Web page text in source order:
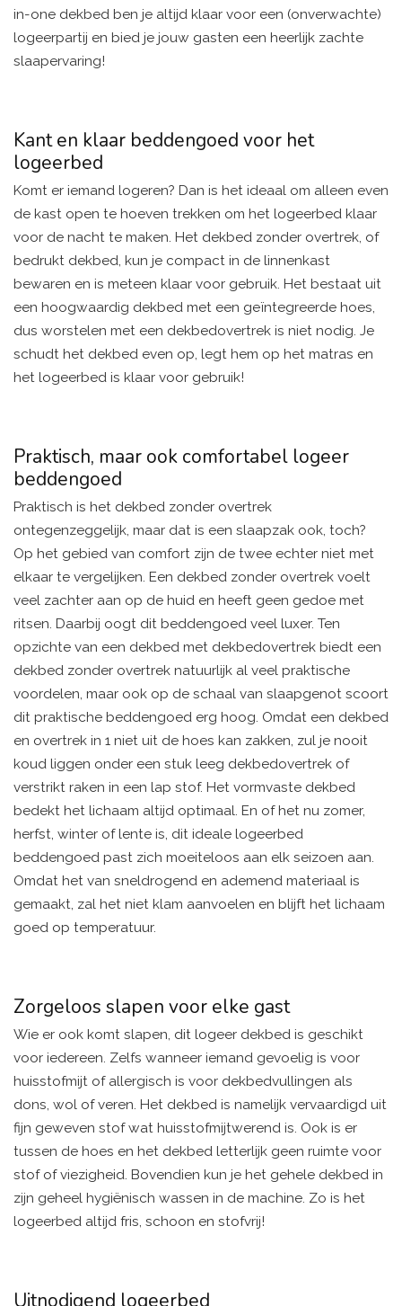
in-one dekbed ben je altijd klaar voor een (onverwachte)
logeerpartij en bied je jouw gasten een heerlijk zachte
slaapervaring!
Kant en klaar beddengoed voor het
logeerbed
Komt er iemand logeren? Dan is het ideaal om alleen even
de kast open te hoeven trekken om het logeerbed klaar
voor de nacht te maken. Het dekbed zonder overtrek, of
bedrukt dekbed, kun je compact in de linnenkast
bewaren en is meteen klaar voor gebruik. Het bestaat uit
een hoogwaardig dekbed met een geïntegreerde hoes,
dus worstelen met een dekbedovertrek is niet nodig. Je
schudt het dekbed even op, legt hem op het matras en
het logeerbed is klaar voor gebruik!
Praktisch, maar ook comfortabel logeer
beddengoed
Praktisch is het dekbed zonder overtrek
ontegenzeggelijk, maar dat is een slaapzak ook, toch?
Op het gebied van comfort zijn de twee echter niet met
elkaar te vergelijken. Een dekbed zonder overtrek voelt
veel zachter aan op de huid en heeft geen gedoe met
ritsen. Daarbij oogt dit beddengoed veel luxer. Ten
opzichte van een dekbed met dekbedovertrek biedt een
dekbed zonder overtrek natuurlijk al veel praktische
voordelen, maar ook op de schaal van slaapgenot scoort
dit praktische beddengoed erg hoog. Omdat een dekbed
en overtrek in 1 niet uit de hoes kan zakken, zul je nooit
koud liggen onder een stuk leeg dekbedovertrek of
verstrikt raken in een lap stof. Het vormvaste dekbed
bedekt het lichaam altijd optimaal. En of het nu zomer,
herfst, winter of lente is, dit ideale logeerbed
beddengoed past zich moeiteloos aan elk seizoen aan.
Omdat het van sneldrogend en ademend materiaal is
gemaakt, zal het niet klam aanvoelen en blijft het lichaam
goed op temperatuur.
Zorgeloos slapen voor elke gast
Wie er ook komt slapen, dit logeer dekbed is geschikt
voor iedereen. Zelfs wanneer iemand gevoelig is voor
huisstofmijt of allergisch is voor dekbedvullingen als
dons, wol of veren. Het dekbed is namelijk vervaardigd uit
fijn geweven stof wat huisstofmijtwerend is. Ook is er
tussen de hoes en het dekbed letterlijk geen ruimte voor
stof of viezigheid. Bovendien kun je het gehele dekbed in
zijn geheel hygiënisch wassen in de machine. Zo is het
logeerbed altijd fris, schoon en stofvrij!
Uitnodigend logeerbed